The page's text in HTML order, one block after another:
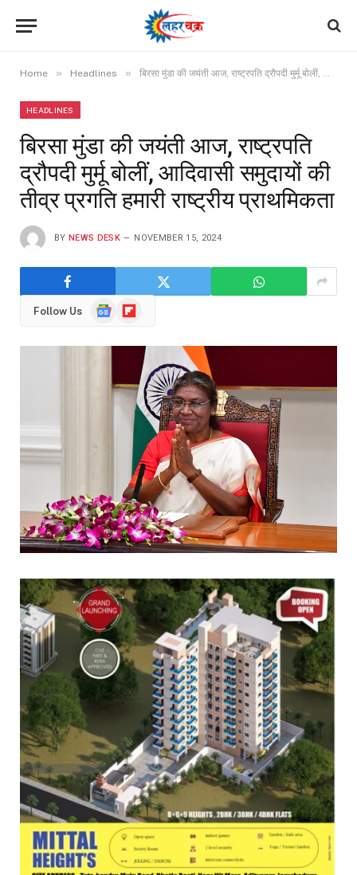
Home » Headlines » बिरसा मुंडा की जयंती आज, राष्ट्रपति द्रौपदी मुर्मू बोलीं, आदिवासी समुदायों की तीव्र प्रगति हमारी राष्ट्रीय प्राथमिकता
HEADLINES
बिरसा मुंडा की जयंती आज, राष्ट्रपति
द्रौपदी मुर्मू बोलीं, आदिवासी समुदायों की
तीव्र प्रगति हमारी राष्ट्रीय प्राथमिकता
BY NEWS DESK NOVEMBER 15, 2024
Follow Us
GoogleFlipboard